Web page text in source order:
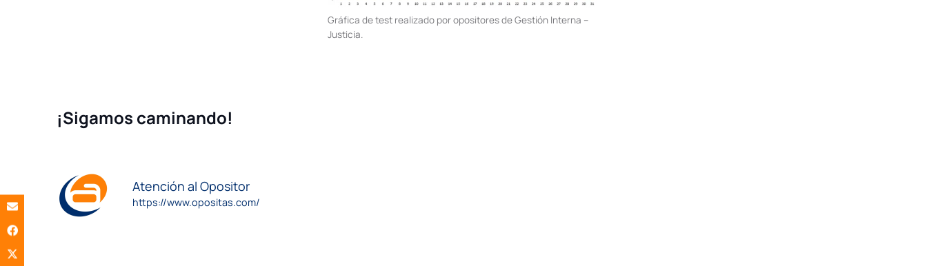
Gráfica de test realizado por opositores de Gestión Interna –
Justicia.
¡Sigamos caminando!
Atención al Opositor
https://www.opositas.com/